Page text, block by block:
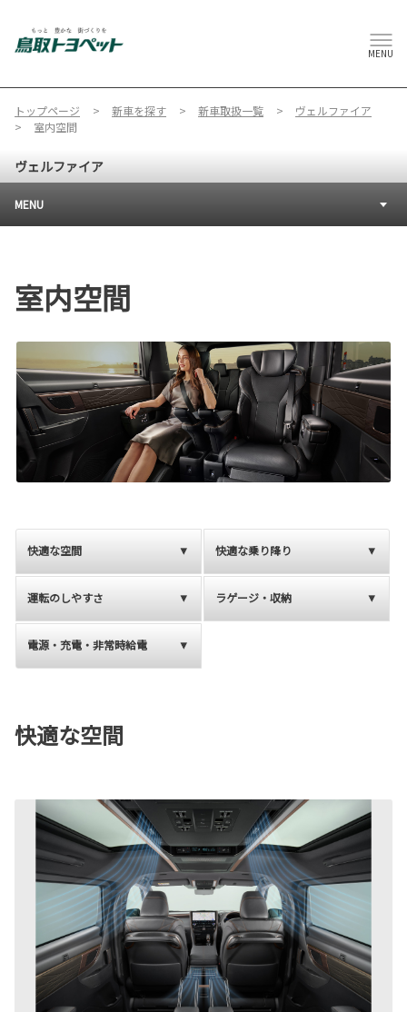
MENU
トップページ 新車を探す 新車取扱一覧
ヴェルファイア
室内空間
ヴェルファイア
MENU
室内空間
快適な空間 快適な乗り降り
運転のしやすさ ラゲージ・収納
電源・充電・非常時給電
快適な空間